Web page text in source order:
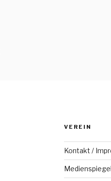
VEREIN
Kontakt /
Medienspiegel